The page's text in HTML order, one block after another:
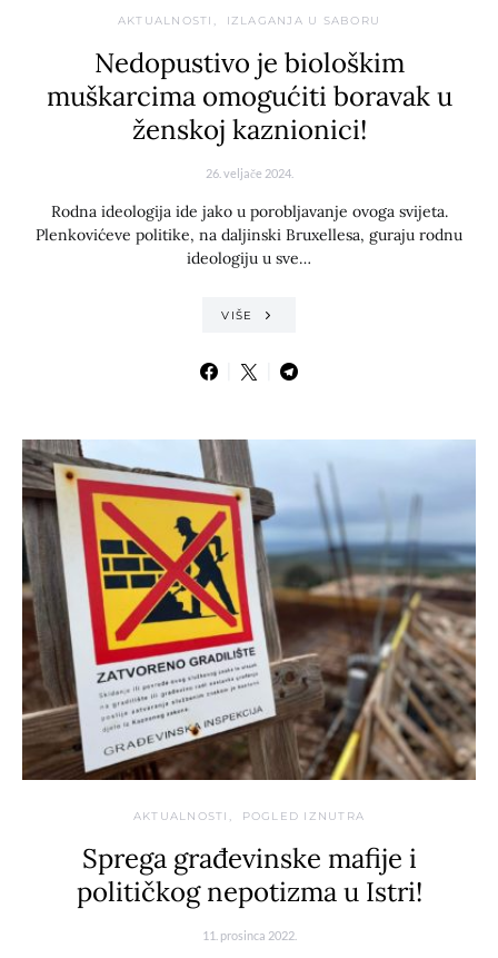
AKTUALNOSTI IZLAGANJA U SABORU
Nedopustivo je biološkim
muškarcima omogućiti boravak u
ženskoj kaznionici!
26. veljače 2024.
Rodna ideologija ide jako u porobljavanje ovoga svijeta.
Plenkovićeve politike, na daljinski Bruxellesa, guraju rodnu
ideologiju u sve…
VIŠE
AKTUALNOSTI POGLED IZNUTRA
Sprega građevinske mafije i
političkog nepotizma u Istri!
11. prosinca 2022.